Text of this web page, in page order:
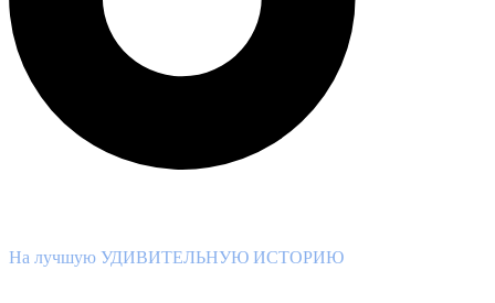
На лучшую УДИВИТЕЛЬНУЮ ИСТОРИЮ